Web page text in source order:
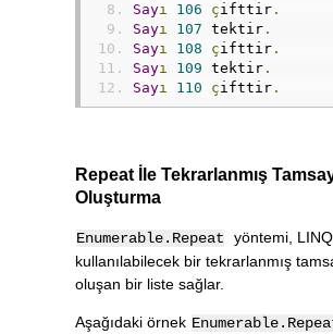
Sayı 106 çifttir .
Sayı 107 tektir .
Sayı 108 çifttir .
Sayı 109 tektir .
Sayı 110 çifttir .
Repeat İle Tekrarlanmış
Oluşturma
Enumerable.Repeat
yöntemi,
kullanılabilecek bir tekrarlanmış
oluşan bir liste sağlar.
Aşağıdaki örnek